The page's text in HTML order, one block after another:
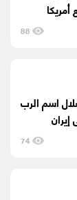
88
اسم الرب
إيران
74